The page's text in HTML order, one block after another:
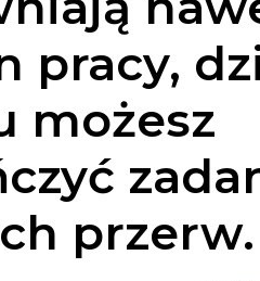
pracy,
możesz
przerw.